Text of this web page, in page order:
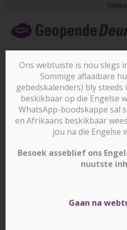
content
Jy kan ’n
word en vir
Meena en
Ons webtuiste is nou slegs
Sommige aflaaibare
gebedskalenders) bly steeds
beskikbaar op die Engelse
WhatsApp-boodskappe sal
en Afrikaans beskikbaar
jou na die Engelse
Besoek asseblief ons
nuutste
Gaan na